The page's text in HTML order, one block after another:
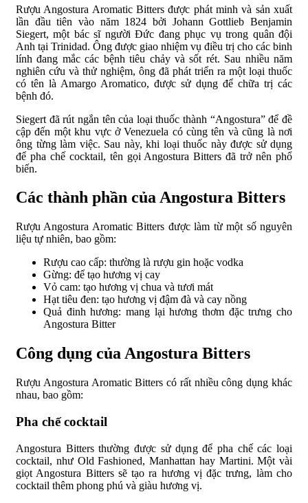
Rượu Angostura Aromatic Bitters được phát minh và sản xuất
lần đầu tiên vào năm 1824 bởi Johann Gottlieb Benjamin
Siegert, một bác sĩ người Đức đang phục vụ trong quân đội
Anh tại Trinidad. Ông được giao nhiệm vụ điều trị cho các binh
lính đang mắc các bệnh tiêu chảy và sốt rét. Sau nhiều năm
nghiên cứu và thử nghiệm, ông đã phát triển ra một loại thuốc
có tên là Amargo Aromatico, được sử dụng để chữa trị các
bệnh đó.
Siegert đã rút ngắn tên của loại thuốc thành “Angostura” để đề
cập đến một khu vực ở Venezuela có cùng tên và cũng là nơi
ông từng làm việc. Sau này, khi loại thuốc này được sử dụng
để pha chế cocktail, tên gọi Angostura Bitters đã trở nên phổ
biến.
Các thành phần của Angostura Bitters
Rượu Angostura Aromatic Bitters được làm từ một số nguyên
liệu tự nhiên, bao gồm:
Rượu cao cấp: thường là rượu gin hoặc vodka
Gừng: để tạo hương vị cay
Vỏ cam: tạo hương vị chua và tươi mát
Hạt tiêu đen: tạo hương vị đậm đà và cay nồng
Quả đinh hương: mang lại hương thơm đặc trưng cho
Angostura Bitter
Công dụng của Angostura Bitters
Rượu Angostura Aromatic Bitters có rất nhiều công dụng khác
nhau, bao gồm:
Pha chế cocktail
Angostura Bitters thường được sử dụng để pha chế các loại
cocktail, như Old Fashioned, Manhattan hay Martini. Một vài
giọt Angostura Bitters sẽ tạo ra hương vị đặc trưng, làm cho
cocktail thêm phong phú và giàu hương vị.